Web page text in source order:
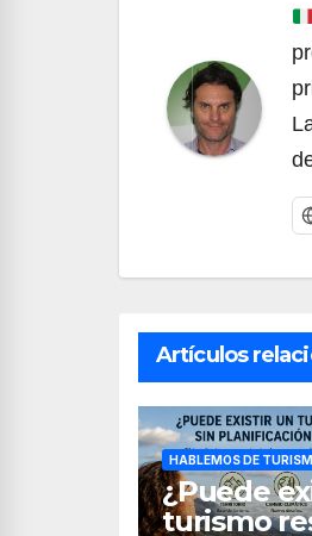
Artículos
HABLEMOS DE
¿Puede
turismo